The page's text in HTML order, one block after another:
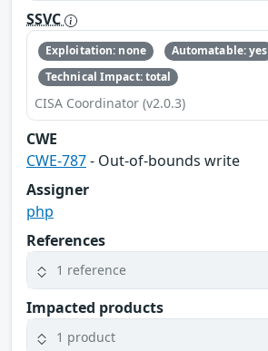
SSVC
Exploitation: none
Automatable: yes
Technical Impact: total
CISA Coordinator (v2.0.3)
CWE
CWE-787- Out-of-bounds write
Assigner
php
References
1 reference
Impacted products
1 product